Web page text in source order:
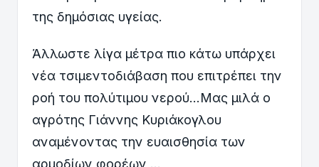
της δημόσιας υγείας.
Άλλωστε λίγα μέτρα πιο κάτω υπάρχει
νέα τσιμεντοδιάβαση που επιτρέπει την
ροή του πολύτιμου νερού...Μας μιλά ο
αγρότης Γιάννης Κυριάκογλου
αναμένοντας την ευαισθησία των
αρμοδίων φορέων ...